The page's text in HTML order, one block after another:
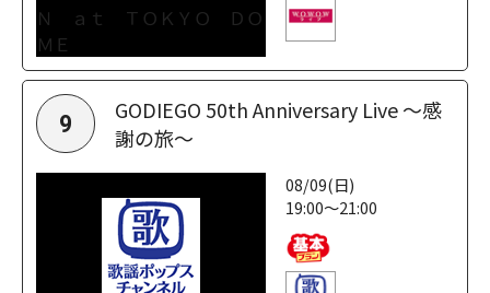
9
GODIEGO 50th Anniversary Live ～感
謝の旅～
08/09(日)
19:00～21:00